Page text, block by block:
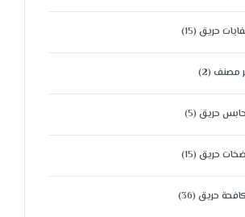
حريق (15)
مصنف (2)
حريق (5)
حريق (15)
حريق (36)